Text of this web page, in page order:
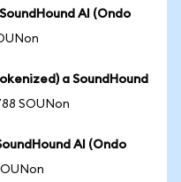
AI (Ondo
a SoundHound
SOUNon
AI (Ondo